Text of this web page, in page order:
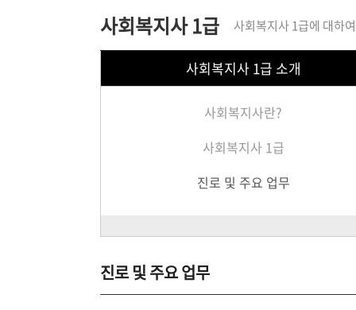
사회복지사 1급 사회복지사 1급에 대하
사회복지사 1급 소개
사회복지사란?
사회복지사 1급
진로 및 주요 업무
진로 및 주요 업무